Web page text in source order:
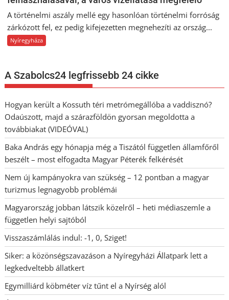
A történelmi aszály mellé egy hasonlóan történelmi forróság
zárkózott fel, ez pedig kifejezetten megnehezíti az ország...
Nyíregyháza
A Szabolcs24 legfrissebb 24 cikke
Hogyan került a Kossuth téri metrómegállóba a vaddisznó?
Odaúszott, majd a szárazföldön gyorsan megoldotta a
továbbiakat (VIDEÓVAL)
Baka András egy hónapja még a Tiszától független államfőről
beszélt – most elfogadta Magyar Péterék felkérését
Nem új kampányokra van szükség – 12 pontban a magyar
turizmus legnagyobb problémái
Magyarország jobban látszik közelről – heti médiaszemle a
független helyi sajtóból
Visszaszámlálás indul: -1, 0, Sziget!
Siker: a közönségszavazáson a Nyíregyházi Állatpark lett a
legkedveltebb állatkert
Egymilliárd köbméter víz tűnt el a Nyírség alól